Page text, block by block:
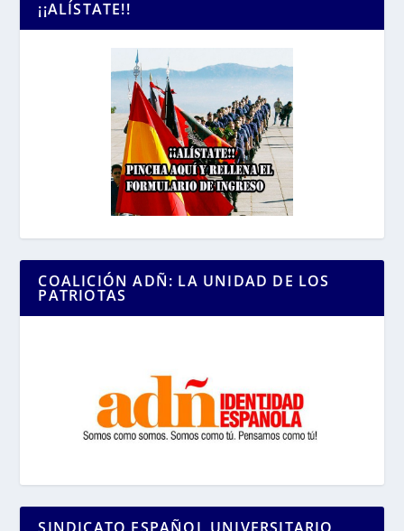
¡¡ALÍSTATE!!
COALICIÓN ADÑ: LA UNIDAD DE LOS
PATRIOTAS